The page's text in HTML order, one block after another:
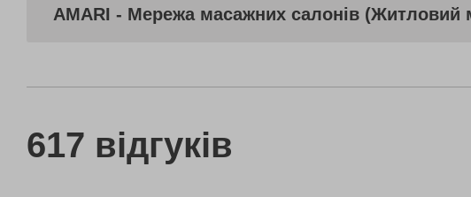
AMARI - Мережа масажних салонів (Житловий
617 відгуків